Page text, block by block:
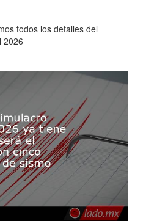
todos los detalles del
2026